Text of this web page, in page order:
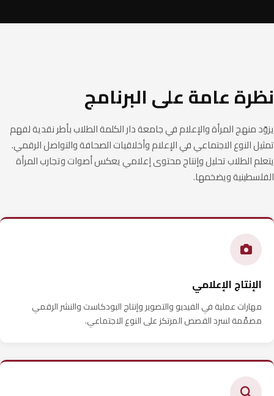
نظرة عامة على البرنامج
يزوّد منهج المرأة والإعلام في جامعة دار الكلمة الطلاب بأطر نقدية لفهم
تمثيل النوع الاجتماعي في الإعلام وأخلاقيات الصحافة والتواصل الرقمي.
يتعلم الطلاب تحليل وإنتاج محتوى إعلامي يعكس أصوات وتجارب المرأة
الفلسطينية ويضخمها.
الإنتاج الإعلامي
مهارات عملية في الفيديو والتصوير وإنتاج البودكاست والنشر الرقمي
مصمَّمة لسرد القصص المرتكز على النوع الاجتماعي.